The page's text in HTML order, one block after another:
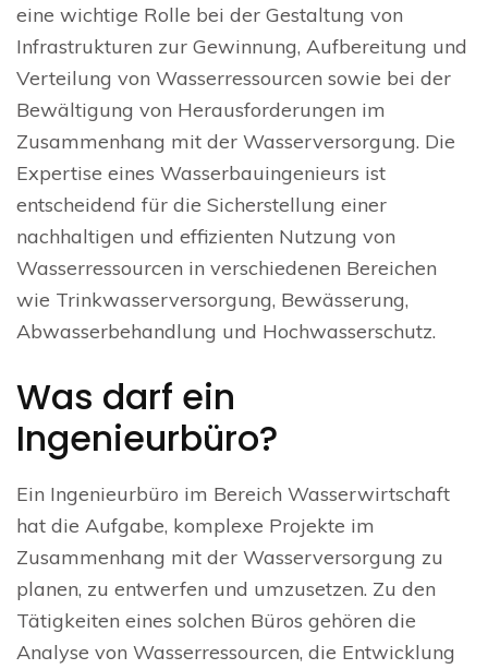
eine wichtige Rolle bei der Gestaltung von
Infrastrukturen zur Gewinnung, Aufbereitung und
Verteilung von Wasserressourcen sowie bei der
Bewältigung von Herausforderungen im
Zusammenhang mit der Wasserversorgung. Die
Expertise eines Wasserbauingenieurs ist
entscheidend für die Sicherstellung einer
nachhaltigen und effizienten Nutzung von
Wasserressourcen in verschiedenen Bereichen
wie Trinkwasserversorgung, Bewässerung,
Abwasserbehandlung und Hochwasserschutz.
Was darf ein
Ingenieurbüro?
Ein Ingenieurbüro im Bereich Wasserwirtschaft
hat die Aufgabe, komplexe Projekte im
Zusammenhang mit der Wasserversorgung zu
planen, zu entwerfen und umzusetzen. Zu den
Tätigkeiten eines solchen Büros gehören die
Analyse von Wasserressourcen, die Entwicklung